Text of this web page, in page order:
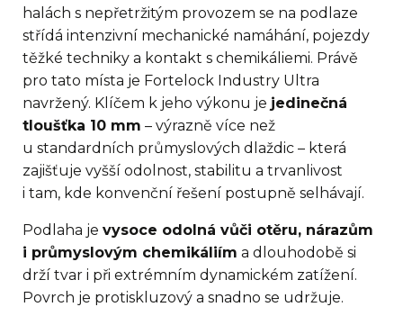
halách s nepřetržitým provozem se na podlaze
střídá intenzivní mechanické namáhání, pojezdy
těžké techniky a kontakt s chemikáliemi. Právě
pro tato místa je Fortelock Industry Ultra
navržený. Klíčem k jeho výkonu je jedinečná
tloušťka 10 mm – výrazně více než
u standardních průmyslových dlaždic – která
zajišťuje vyšší odolnost, stabilitu a trvanlivost
i tam, kde konvenční řešení postupně selhávají.
Podlaha je vysoce odolná vůči otěru, nárazům
i průmyslovým chemikáliím a dlouhodobě si
drží tvar i při extrémním dynamickém zatížení.
Povrch je protiskluzový a snadno se udržuje.